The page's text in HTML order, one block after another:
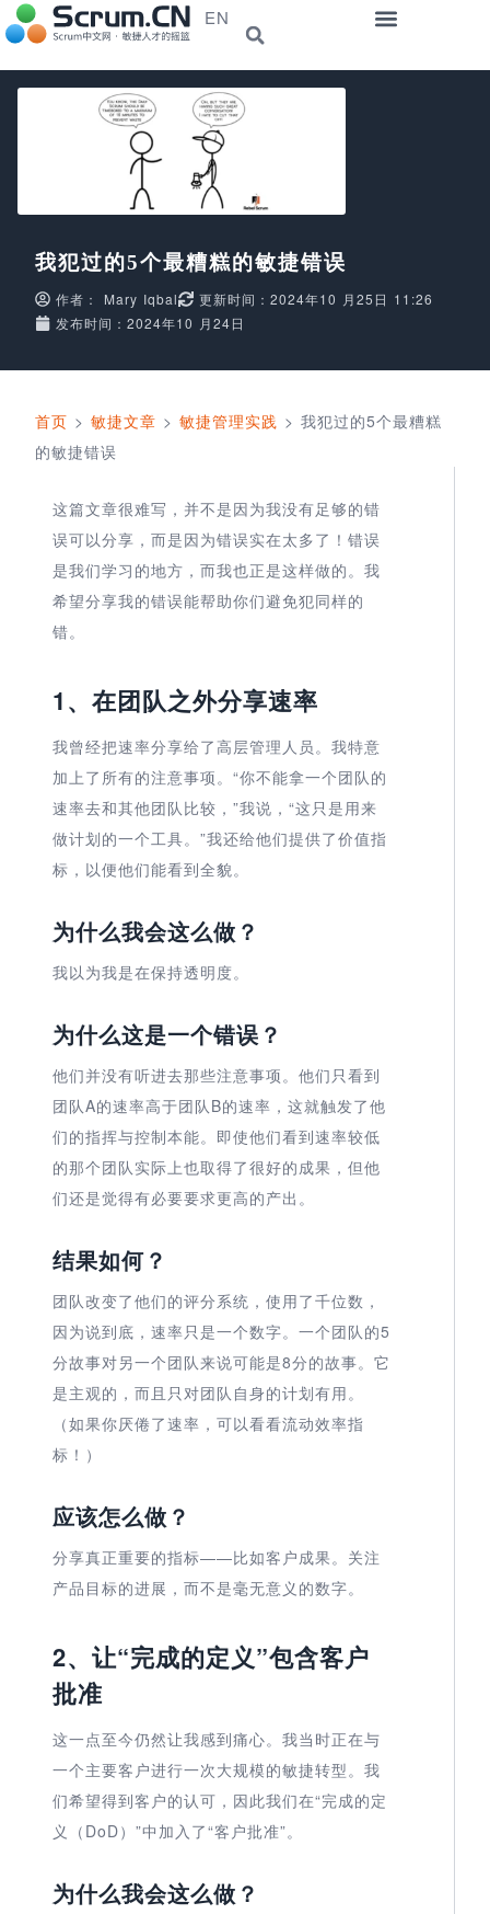
EN
我犯过的5个最糟糕的敏捷错误
作者： Mary Iqbal
更新时间：2024年10 月25日 11:26
发布时间：2024年10 月24日
首页 > 敏捷文章 > 敏捷管理实践 > 我犯过的5个最糟糕
的敏捷错误
这篇文章很难写，并不是因为我没有足够的错
误可以分享，而是因为错误实在太多了！错误
是我们学习的地方，而我也正是这样做的。我
希望分享我的错误能帮助你们避免犯同样的
错。
1、在团队之外分享速率
我曾经把速率分享给了高层管理人员。我特意
加上了所有的注意事项。“你不能拿一个团队的
速率去和其他团队比较，”我说，“这只是用来
做计划的一个工具。”我还给他们提供了价值指
标，以便他们能看到全貌。
为什么我会这么做？
我以为我是在保持透明度。
为什么这是一个错误？
他们并没有听进去那些注意事项。他们只看到
团队A的速率高于团队B的速率，这就触发了他
们的指挥与控制本能。即使他们看到速率较低
的那个团队实际上也取得了很好的成果，但他
们还是觉得有必要要求更高的产出。
结果如何？
团队改变了他们的评分系统，使用了千位数，
因为说到底，速率只是一个数字。一个团队的5
分故事对另一个团队来说可能是8分的故事。它
是主观的，而且只对团队自身的计划有用。
（如果你厌倦了速率，可以看看流动效率指
标！）
应该怎么做？
分享真正重要的指标——比如客户成果。关注
产品目标的进展，而不是毫无意义的数字。
2、让“完成的定义”包含客户
批准
这一点至今仍然让我感到痛心。我当时正在与
一个主要客户进行一次大规模的敏捷转型。我
们希望得到客户的认可，因此我们在“完成的定
义（DoD）”中加入了“客户批准”。
为什么我会这么做？